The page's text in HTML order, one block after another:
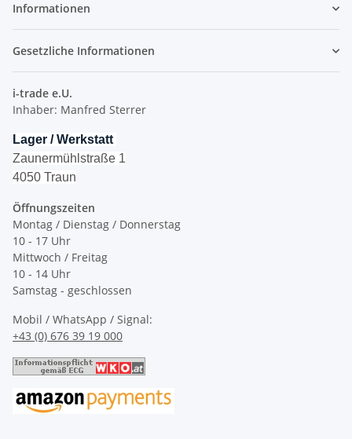
Informationen
Gesetzliche Informationen
i-trade e.U.
Inhaber: Manfred Sterrer
Lager / Werkstatt
Zaunermühlstraße 1
4050 Traun
Öffnungszeiten
Montag / Dienstag / Donnerstag
10 - 17 Uhr
Mittwoch / Freitag
10 - 14 Uhr
Samstag - geschlossen
Mobil / WhatsApp / Signal:
+43 (0) 676 39 19 000